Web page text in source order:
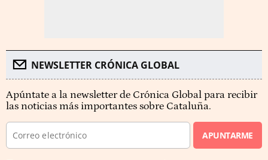
NEWSLETTER CRÓNICA GLOBAL
Apúntate a la newsletter de Crónica Global para recibir
las noticias más importantes sobre Cataluña.
APUNTARME